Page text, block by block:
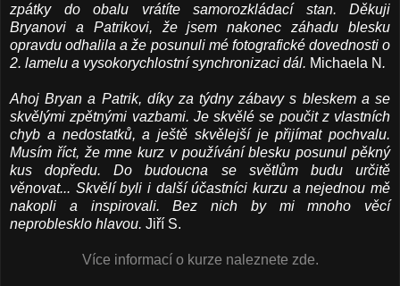
zpátky do obalu vrátíte samorozkládací stan. Děkuji
Bryanovi a Patrikovi, že jsem nakonec záhadu blesku
opravdu odhalila a že posunuli mé fotografické dovednosti o
2. lamelu a vysokorychlostní synchronizaci dál. Michaela N.
Ahoj Bryan a Patrik, díky za týdny zábavy s bleskem a se
skvělými zpětnými vazbami. Je skvělé se poučit z vlastních
chyb a nedostatků, a ještě skvělejší je přijímat pochvalu.
Musím říct, že mne kurz v používání blesku posunul pěkný
kus dopředu. Do budoucna se světlům budu určitě
věnovat... Skvělí byli i další účastníci kurzu a nejednou mě
nakopli a inspirovali. Bez nich by mi mnoho věcí
neproblesklo hlavou. Jiří S.
Více informací o kurze naleznete zde.